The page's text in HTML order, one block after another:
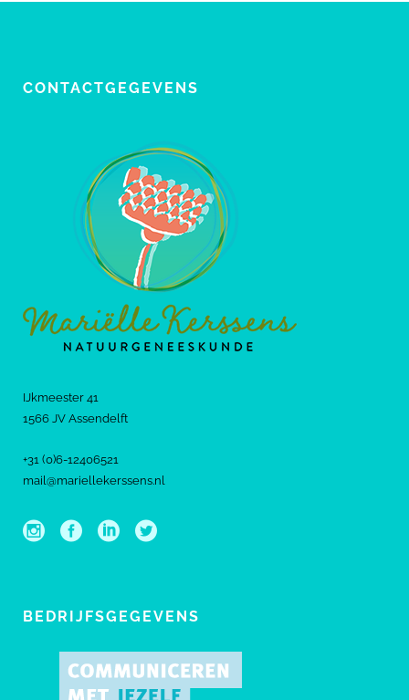
CONTACTGEGEVENS
IJkmeester 41
1566 JV Assendelft
+31 (0)6-12406521
mail@mariellekerssens.nl
BEDRIJFSGEGEVENS